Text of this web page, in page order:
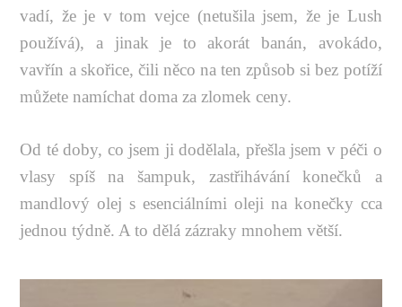
vadí, že je v tom vejce (netušila jsem, že je Lush
používá), a jinak je to akorát banán, avokádo,
vavřín a skořice, čili něco na ten způsob si bez potíží
můžete namíchat doma za zlomek ceny.
Od té doby, co jsem ji dodělala, přešla jsem v péči o
vlasy spíš na šampuk, zastřihávání konečků a
mandlový olej s esenciálními oleji na konečky cca
jednou týdně. A to dělá zázraky mnohem větší.